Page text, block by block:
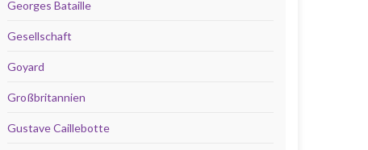
Georges Bataille
Gesellschaft
Goyard
Großbritannien
Gustave Caillebotte